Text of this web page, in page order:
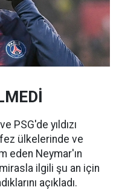
PSG'de yıldızı
ülkelerinde ve
eden Neymar'ın
ilgili şu an için
açıkladı.